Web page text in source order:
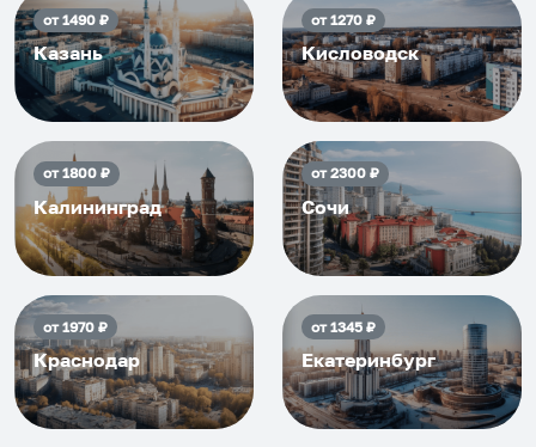
от1490₽
Казань
от1270₽
Кисловодск
от1800₽
Калининград
от2300₽
Сочи
от1970₽
Краснодар
от1345₽
Екатеринбург